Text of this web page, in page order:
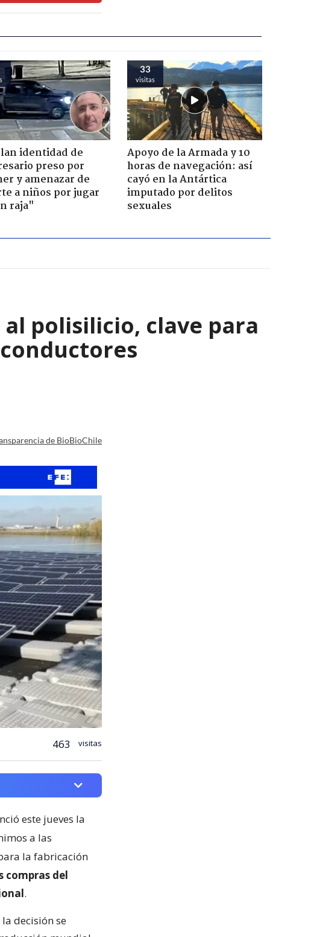
identidad de
preso por
y amenazar de
a niños por jugar
raja"
33
visitas
Apoyo de la Armada y 10
horas de navegación: así
cayó en la Antártica
imputado por delitos
sexuales
polisilicio, clave para
de BioBioChile
463 visitas
este jueves la
a las
la fabricación
compras del
.
decisión se